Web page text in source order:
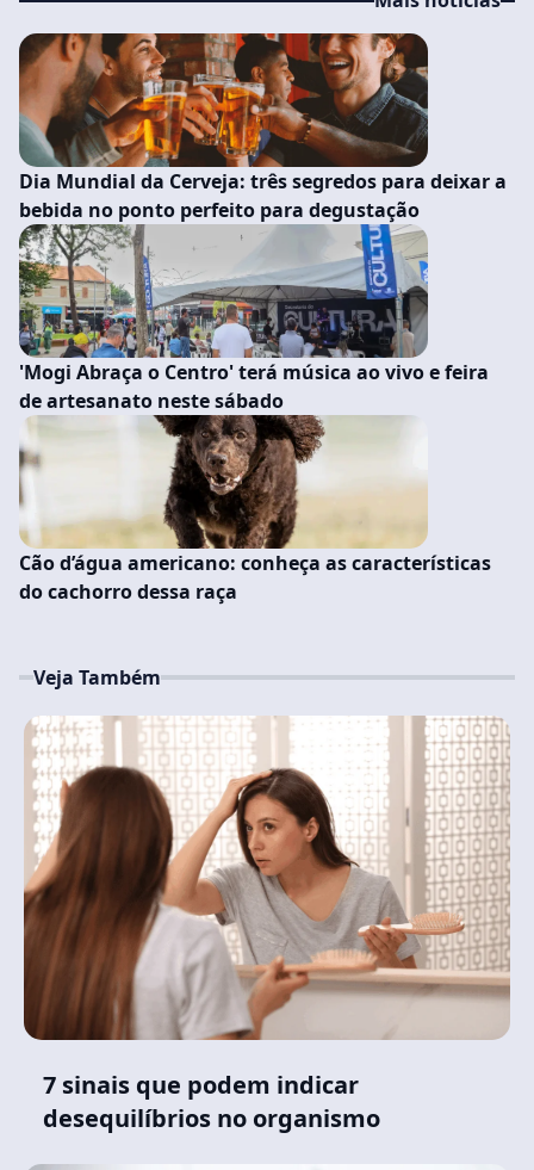
Dia Mundial da Cerveja: três segredos para deixar a
bebida no ponto perfeito para degustação
'Mogi Abraça o Centro' terá música ao vivo e feira
de artesanato neste sábado
Cão d’água americano: conheça as características
do cachorro dessa raça
Veja Também
7 sinais que podem indicar
desequilíbrios no organismo